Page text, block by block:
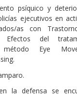
psíquico y
ejecutivos en
as con
Efectos del
Eye
la defensa se